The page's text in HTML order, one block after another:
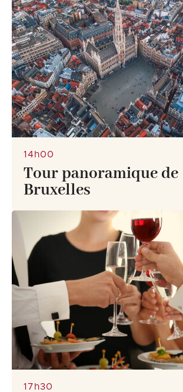
14h00
Tour panoramique de
Bruxelles
17h30